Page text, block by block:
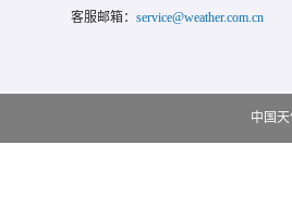
客服邮箱： service@weather.com.cn
中国